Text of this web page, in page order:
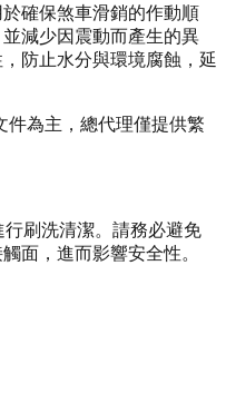
確保煞車滑銷的作動順
減少因震動而產生的異
防止水分與環境腐蝕，延
件為主，總代理僅提供繁
刷洗清潔。請務必避免
面，進而影響安全性。